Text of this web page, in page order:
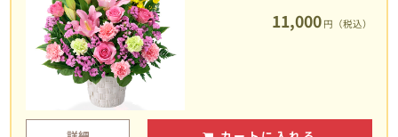
11,000 円（税込）